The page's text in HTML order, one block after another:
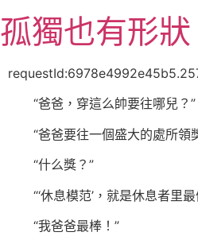
至
主
孤獨也有形狀
“爸爸，穿這么帥要往哪兒？”
“爸爸要往一個盛大的處所領
“什么獎？”
“‘休息模范’，就是休息者里
“我爸爸最棒！”